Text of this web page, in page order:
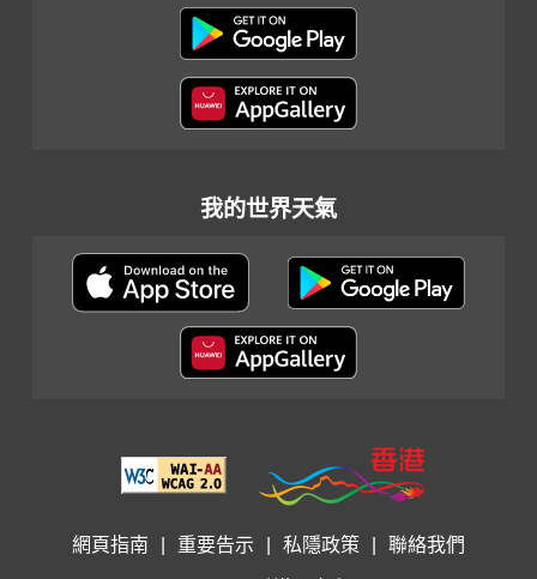
我的世界天氣
網頁指南 重要告示 私隱政策 聯絡我們